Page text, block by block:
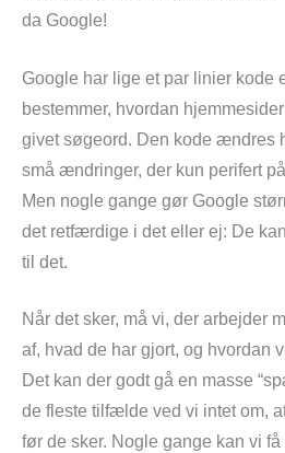
da Google!
Google har lige et par linier kode
bestemmer, hvordan
givet søgeord. Den kode ændres
små ændringer, der kun perifert
Men nogle gange gør Google
det retfærdige i det eller ej: De
til det.
Når det sker, må vi, der arbejder
af, hvad de har gjort, og hvordan
Det kan der godt gå en masse
de fleste tilfælde ved vi intet om,
før de sker. Nogle gange kan vi få